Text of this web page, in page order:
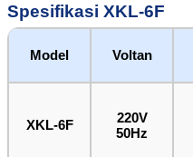
Spesifikasi XKL-6F
Model Voltan
XKL-6F
220V
50Hz